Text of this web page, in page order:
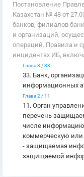
Постановление
Казахстан № 48 от
банков, филиалов
и организаций,
операций. Правила и
инцидентах ИБ,
Глава 3 / 33
33. Банк,
информационных
Глава 2 / 11
11. Орган
перечень
числе
коммерческую
- защищаемая
защищаемой